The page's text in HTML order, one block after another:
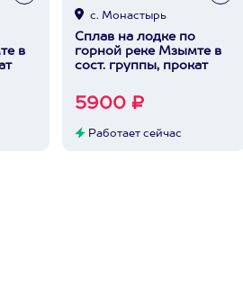
в
с. Монастырь
Сплав на лодке по
горной реке Мзымте в
сост. группы, прокат
5900 ₽
Работает сейчас